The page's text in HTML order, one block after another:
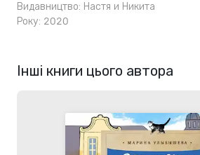
Видавництво: Настя и Никита
Року: 2020
Інші книги цього автора